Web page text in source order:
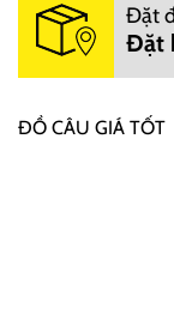
Đặt
Đặt
ĐỒ CÂU GIÁ TỐT